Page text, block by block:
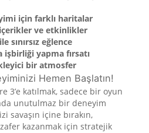
için farklı haritalar
ve etkinlikler
sınırsız eğlence
işbirliği yapma fırsatı
bir atmosfer
Hemen Başlatın!
3’e katılmak, sadece bir oyun
unutulmaz bir deneyim
savaşın içine bırakın,
kazanmak için stratejik